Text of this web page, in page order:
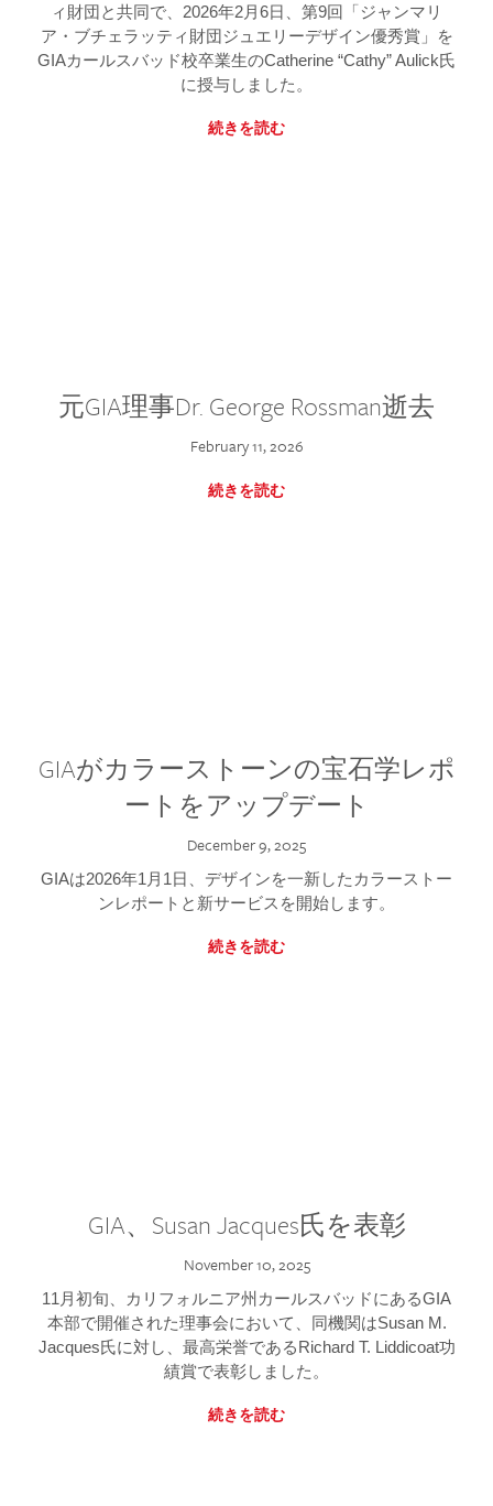
ィ財団と共同で、2026年2月6日、第9回「ジャンマリ
ア・ブチェラッティ財団ジュエリーデザイン優秀賞」を
GIAカールスバッド校卒業生のCatherine “Cathy” Aulick氏
に授与しました。
続きを読む
元GIA理事Dr. George Rossman逝去
February 11, 2026
続きを読む
GIAがカラーストーンの宝石学レポ
ートをアップデート
December 9, 2025
GIAは2026年1月1日、デザインを一新したカラーストー
ンレポートと新サービスを開始します。
続きを読む
GIA、Susan Jacques氏を表彰
November 10, 2025
11月初旬、カリフォルニア州カールスバッドにあるGIA
本部で開催された理事会において、同機関はSusan M.
Jacques氏に対し、最高栄誉であるRichard T. Liddicoat功
績賞で表彰しました。
続きを読む